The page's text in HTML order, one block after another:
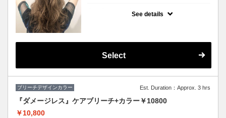
ハイライトと全体カラーの料金込みでお得♪
See details
Select
ブリーチデザインカラー Est. Duration：Approx. 3 hrs
『ダメージレス』ケアブリーチ+カラー￥10800
￥10,800